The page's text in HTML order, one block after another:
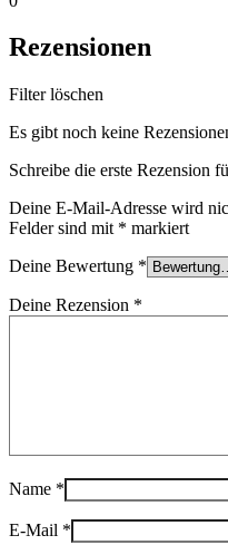
Rezensionen
Filter löschen
Es gibt noch keine
Schreibe die erste Rezension
Deine E-Mail-Adresse wird
Felder sind mit * markiert
Deine Bewertung *
Deine Rezension *
Name *
E-Mail *